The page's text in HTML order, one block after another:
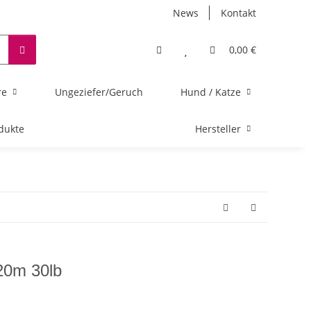
News Kontakt
0,00 €
Ungeziefer/Geruch Hund / Katze
Hersteller
30lb